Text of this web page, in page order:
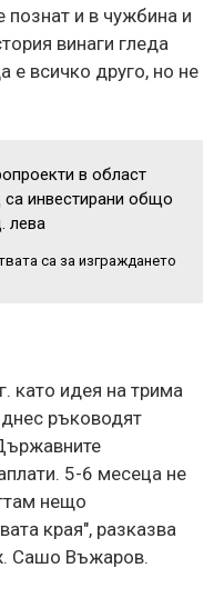
познат и в чужбина и
винаги гледа
е всичко друго, но не
в област
са инвестирани общо
лева
са за изграждането
като идея на трима
ръководят
5-6 месеца не
нещо
края", разказва
Сашо Въжаров.